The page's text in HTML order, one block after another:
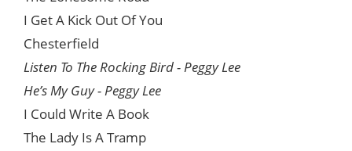
I Get A Kick Out Of You
Chesterfield
Listen To The Rocking Bird - Peggy Lee
He’s My Guy - Peggy Lee
I Could Write A Book
The Lady Is A Tramp